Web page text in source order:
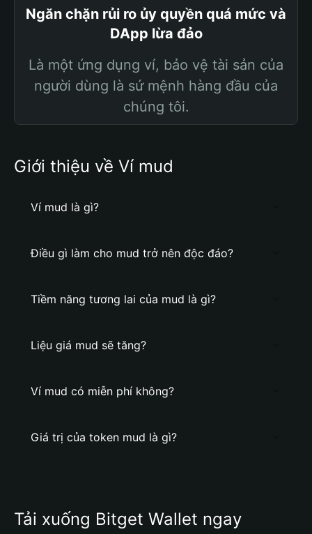
Ngăn chặn rủi ro ủy quyền quá mức và
DApp lừa đảo
Là một ứng dụng ví, bảo vệ tài sản của
người dùng là sứ mệnh hàng đầu của
chúng tôi.
Giới thiệu về Ví mud
Ví mud là gì?
Điều gì làm cho mud trở nên độc đáo?
Tiềm năng tương lai của mud là gì?
Liệu giá mud sẽ tăng?
Ví mud có miễn phí không?
Giá trị của token mud là gì?
Tải xuống Bitget Wallet ngay